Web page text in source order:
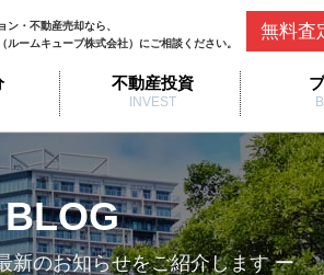
・不動産売却なら、
ルームキューブ株式会社）にご相談ください。
不動産投資
INVEST
無料査
BLOG
新のお知らせをご紹介します ー